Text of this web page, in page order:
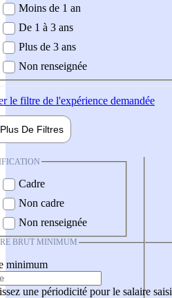
demandée
Moins de 1 an
De 1 à 3 ans
Plus de 3 ans
Non renseignée
le filtre de l'expérience demandée
Plus De Filtres
Cadre
Non cadre
Non renseignée
BRUT MINIMUM
minimum
une périodicité pour le salaire saisi